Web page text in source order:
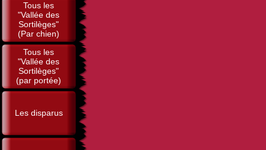
Tous les
"Vallée des
Sortilèges"
(Par chien)
Tous les
"Vallée des
Sortilèges"
(par portée)
Les disparus